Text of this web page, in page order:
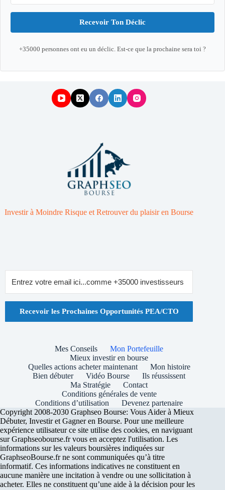
Recevoir Ton Déclic
+35000 personnes ont eu un déclic. Est-ce que la prochaine sera toi ?
Investir à Moindre Risque et Retrouver du plaisir en Bourse
Recevoir les Prochaines Opportunités PEA/CTO
Mes Conseils
Mon Portefeuille
Mieux investir en bourse
Quelles actions acheter maintenant
Mon histoire
Bien débuter
Vidéo Bourse
Ils réussissent
Ma Stratégie
Contact
Conditions générales de vente
Conditions d’utilisation
Devenez partenaire
Copyright 2008-2030 Graphseo Bourse: Vous Aider à Mieux
Débuter, Investir et Gagner en Bourse. Pour une meilleure
expérience utilisateur ce site utilise des cookies, en naviguant
sur Graphseobourse.fr vous en acceptez l'utilisation. Les
informations sur les valeurs boursières indiquées sur
GraphseoBourse.fr ne sont communiquées qu’à titre
informatif. Ces informations indicatives ne constituent en
aucune manière une incitation à vendre ou une sollicitation à
acheter. Elles ne constituent qu’une aide à la décision pour les